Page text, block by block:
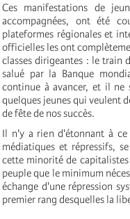
Ces manifestations de
accompagnées, ont été
plateformes régionales et
officielles les ont
classes dirigeantes : le train
salué par la Banque
continue à avancer, et il ne
quelques jeunes qui veulent
de fête de nos succès.
Il n'y a rien d'étonnant à
médiatiques et répressifs,
cette minorité de
peuple que le minimum
échange d'une répression
premier rang desquelles la